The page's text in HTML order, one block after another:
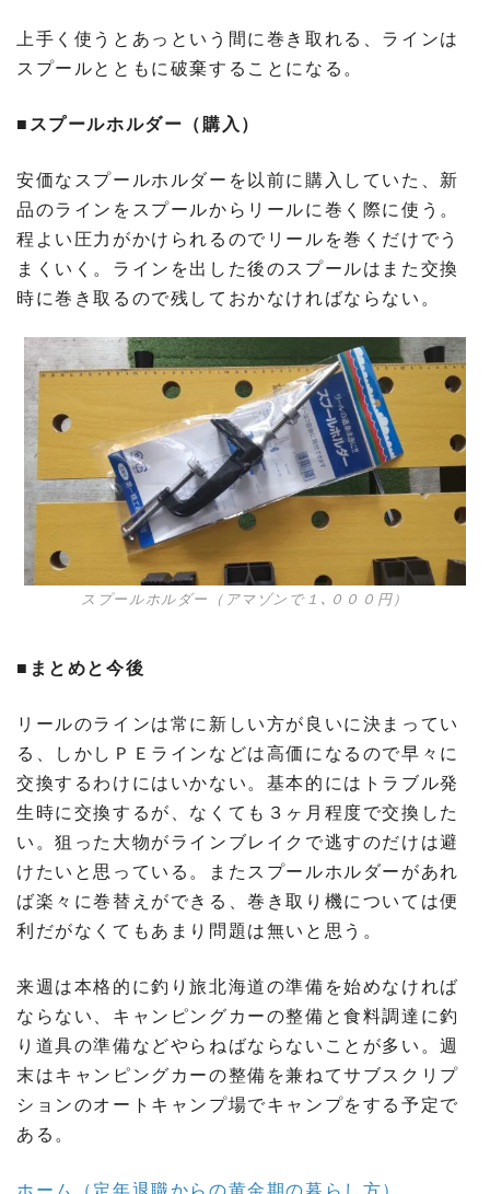
上手く使うとあっという間に巻き取れる、ラインは
スプールとともに破棄することになる。
■スプールホルダー（購入）
安価なスプールホルダーを以前に購入していた、新
品のラインをスプールからリールに巻く際に使う。
程よい圧力がかけられるのでリールを巻くだけでう
まくいく。ラインを出した後のスプールはまた交換
時に巻き取るので残しておかなければならない。
スプールホルダー（アマゾンで１､０００円）
■まとめと今後
リールのラインは常に新しい方が良いに決まってい
る、しかしＰＥラインなどは高価になるので早々に
交換するわけにはいかない。基本的にはトラブル発
生時に交換するが、なくても３ヶ月程度で交換した
い。狙った大物がラインブレイクで逃すのだけは避
けたいと思っている。またスプールホルダーがあれ
ば楽々に巻替えができる、巻き取り機については便
利だがなくてもあまり問題は無いと思う。
来週は本格的に釣り旅北海道の準備を始めなければ
ならない、キャンピングカーの整備と食料調達に釣
り道具の準備などやらねばならないことが多い。週
末はキャンピングカーの整備を兼ねてサブスクリプ
ションのオートキャンプ場でキャンプをする予定で
ある。
ホーム（定年退職からの黄金期の暮らし方）